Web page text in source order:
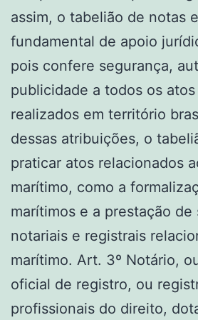
assim, o tabelião de notas
fundamental de apoio
pois confere segurança,
publicidade a todos os
realizados em território
dessas atribuições, o
praticar atos relacionados
marítimo, como a
marítimos e a prestação de
notariais e registrais
marítimo. Art. 3º Notário,
oficial de registro, ou
profissionais do direito,